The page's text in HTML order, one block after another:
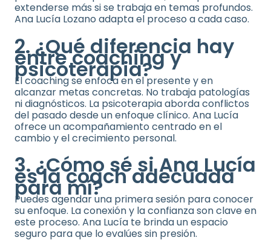
extenderse más si se trabaja en temas profundos.
Ana Lucía Lozano adapta el proceso a cada caso.
2. ¿Qué diferencia hay
entre coaching y
psicoterapia?
El coaching se enfoca en el presente y en
alcanzar metas concretas. No trabaja patologías
ni diagnósticos. La psicoterapia aborda conflictos
del pasado desde un enfoque clínico. Ana Lucía
ofrece un acompañamiento centrado en el
cambio y el crecimiento personal.
3. ¿Cómo sé si Ana Lucía
es la coach adecuada
para mí?
Puedes agendar una primera sesión para conocer
su enfoque. La conexión y la confianza son clave en
este proceso. Ana Lucía te brinda un espacio
seguro para que lo evalúes sin presión.